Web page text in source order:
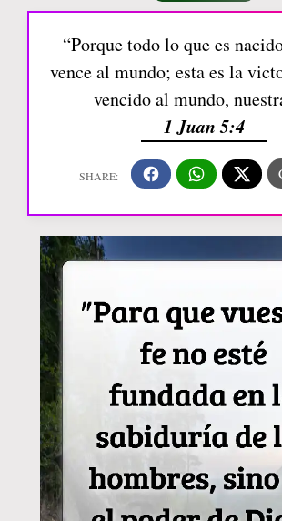
“Porque todo lo que es
vence al mundo; esta es la
vencido al mundo,
1 Juan 5:4